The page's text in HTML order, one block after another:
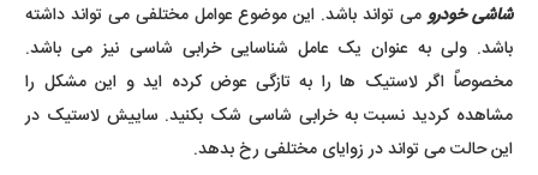
شاشی خودرومی تواند باشد. این موضوع عوامل مختلفی می تواند داشته
باشد. ولی به عنوان یک عامل شناسایی خرابی شاسی نیز می باشد.
مخصوصاً اگر لاستیک ها را به تازگی عوض کرده اید و این مشکل را
مشاهده کردید نسبت به خرابی شاسی شک بکنید. ساییش لاستیک در
این حالت می تواند در زوایای مختلفی رخ بدهد.